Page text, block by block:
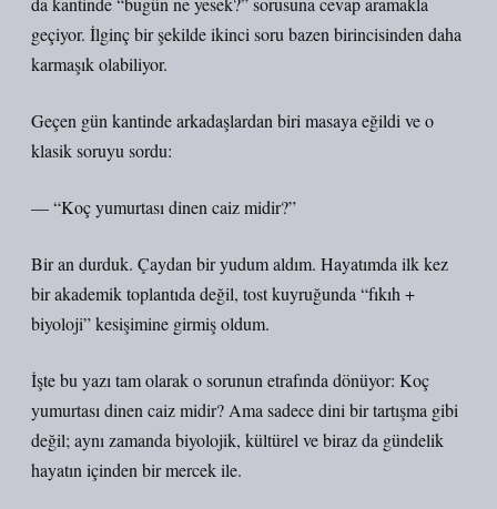
geçiyor. İlginç bir şekilde ikinci soru bazen birincisinden daha
karmaşık olabiliyor.
Geçen gün kantinde arkadaşlardan biri masaya eğildi ve o
klasik soruyu sordu:
— “Koç yumurtası dinen caiz midir?”
Bir an durduk. Çaydan bir yudum aldım. Hayatımda ilk kez
bir akademik toplantıda değil, tost kuyruğunda “fıkıh +
biyoloji” kesişimine girmiş oldum.
İşte bu yazı tam olarak o sorunun etrafında dönüyor: Koç
yumurtası dinen caiz midir? Ama sadece dini bir tartışma gibi
değil; aynı zamanda biyolojik, kültürel ve biraz da gündelik
hayatın içinden bir mercek ile.